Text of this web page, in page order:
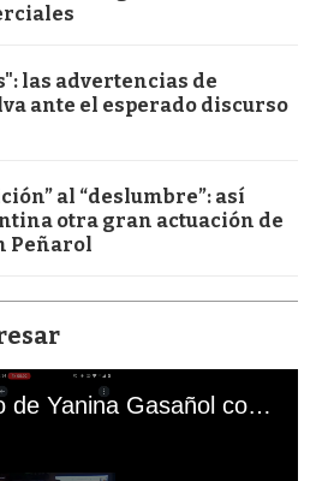
las advertencias de
ante el esperado discurso
al “deslumbre”: así
otra gran actuación de
Peñarol
El mal momento de Yanina Gasañol con un hincha argentino en "Subrayado"